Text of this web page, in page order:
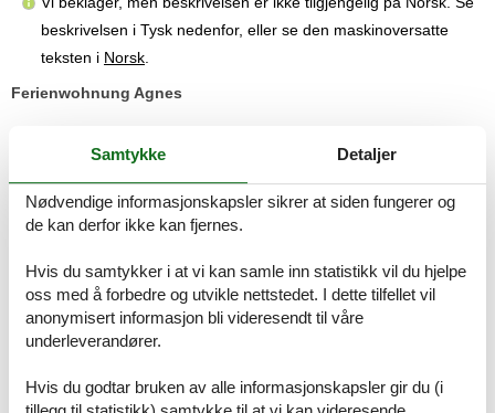
beskrivelsen i Tysk nedenfor, eller se den maskinoversatte
teksten i Norsk
Ferienwohnung Agnes
gelegene Unterkunft, welche nur wenige Fußminuten vom Bauhaus
Sehenswürdigkeiten, sowie Restaurants, Cafés und Bar’s haben
Sie direkt vor der Haustür. Das Apartment ist mit hochwertigen
Möbeln designed wo bis zu 4 Personen Platz finden. Haustiere und
Die Ferienwohnung Agnes ist eine zentral und dennoch ruhig
gelegene Unterkunft, welche nur wenige Fußminuten vom Bauhaus
Museum, Shopping-Center und Hauptbahnhof entfernt ist. Alle
direkt vor der Haustür. Das Apartment für bis zu 4 Personen ist mit
hochwertigen Möbeln eingerichtet. Haustiere und Familien sind bei
Samtykke Detaljer
Nødvendige informasjonskapsler sikrer at siden fungerer og
de kan derfor ikke kan fjernes.
Hvis du samtykker i at vi kan samle inn statistikk vil du hjelpe
oss med å forbedre og utvikle nettstedet. I dette tilfellet vil
anonymisert informasjon bli videresendt til våre
underleverandører.
Hvis du godtar bruken av alle informasjonskapsler gir du (i